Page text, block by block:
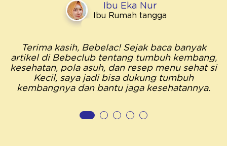
Ibu Eka Nur
Ibu Rumah tangga
Terima kasih, Bebelac! Sejak baca banyak
artikel di Bebeclub tentang tumbuh kembang,
kesehatan, pola asuh, dan resep menu sehat si
Kecil, saya jadi bisa dukung tumbuh
kembangnya dan bantu jaga kesehatannya.